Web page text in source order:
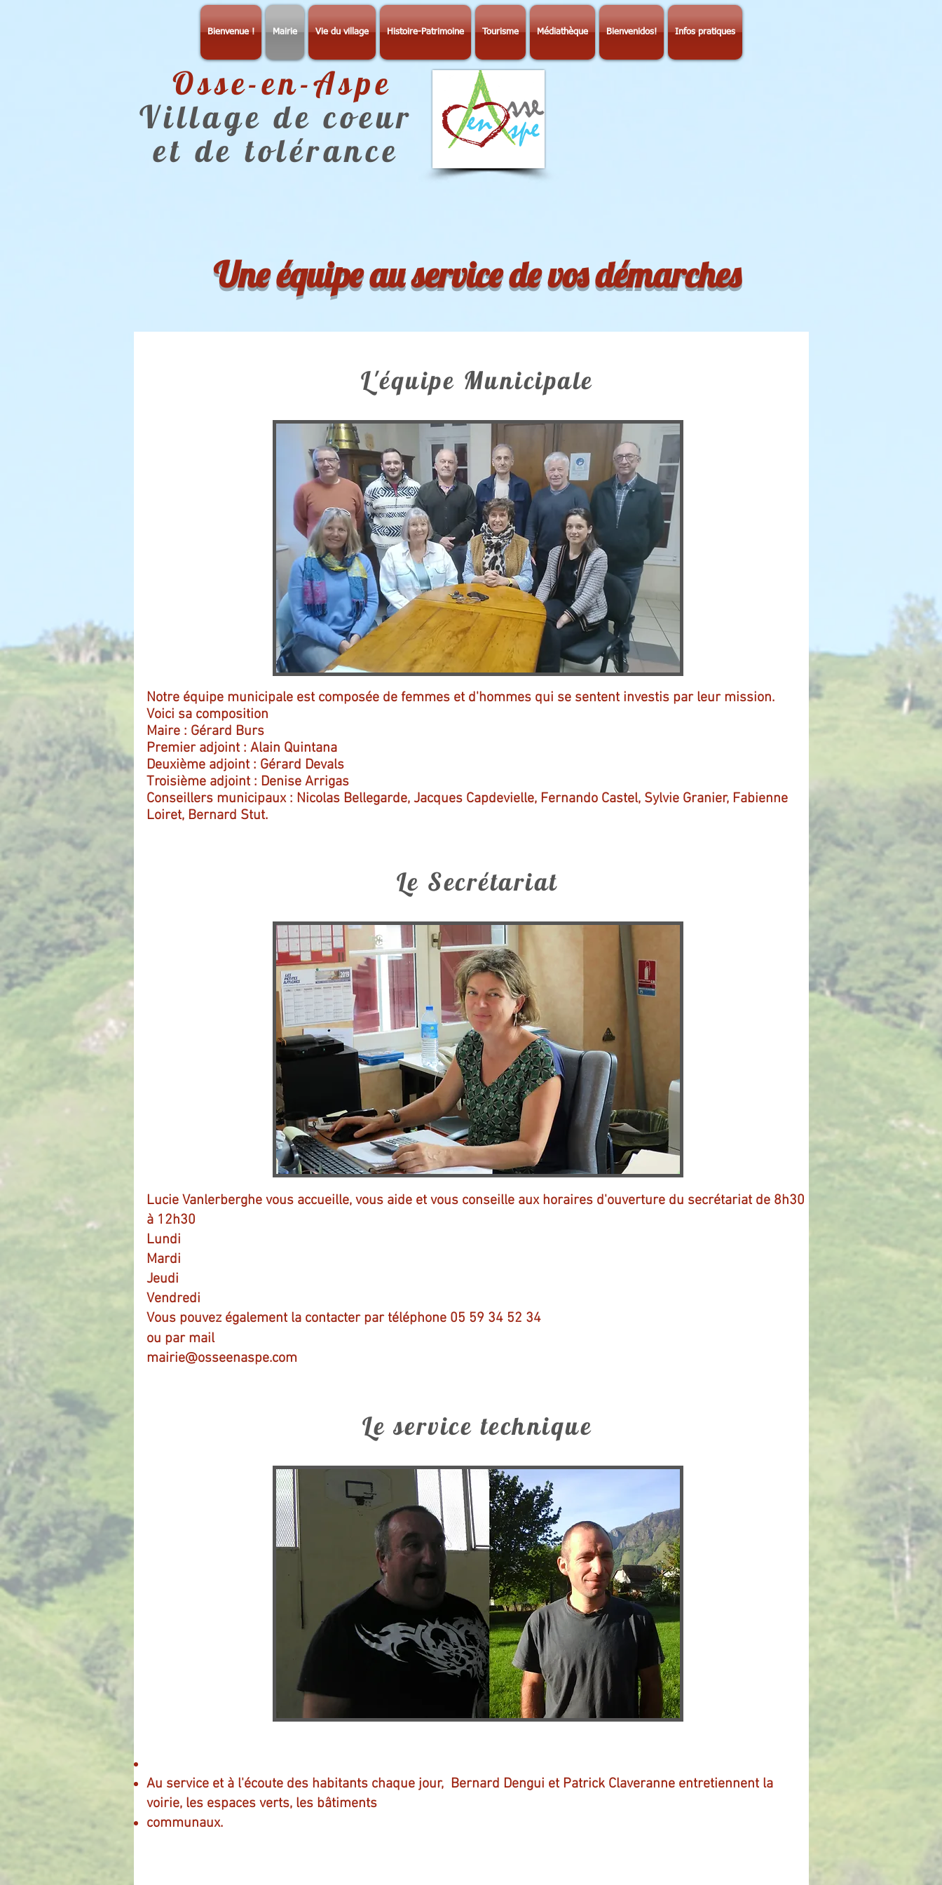
Bienvenue ! Mairie Vie du village Histoire-Patrimoine Tourisme Médiathèque Bienvenidos! Infos pratiques
Osse-en-Aspe
Village de coeur
et de tolérance
Une équipe au service de vos démarches
L'équipe Municipale
Notre équipe municipale est composée de femmes et d'hommes qui se sentent investis par leur mission.
Voici sa composition
Maire : Gérard Burs
Premier adjoint : Alain Quintana
Deuxième adjoint : Gérard Devals
Troisième adjoint : Denise Arrigas
Conseillers municipaux : Nicolas Bellegarde, Jacques Capdevielle, Fernando Castel, Sylvie Granier, Fabienne
Loiret, Bernard Stut.
Le Secrétariat
Lucie Vanlerberghe vous accueille, vous aide et vous conseille aux horaires d'ouverture du secrétariat de 8h30
à 12h30
Lundi
Mardi
Jeudi
Vendredi
Vous pouvez également la contacter par téléphone 05 59 34 52 34
ou par mail
mairie@osseenaspe.com
Le service technique
Au service et à l'écoute des habitants chaque jour, Bernard Dengui et Patrick Claveranne entretiennent la
voirie, les espaces verts, les bâtiments
communaux.